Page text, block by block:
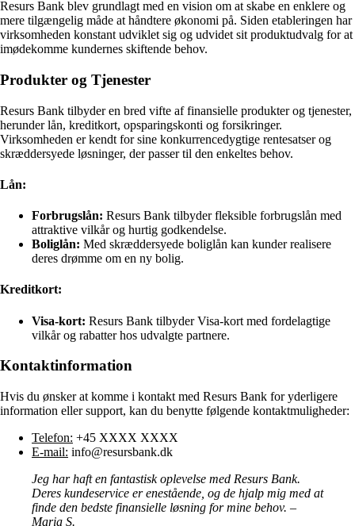
Resurs Bank blev grundlagt med en vision om at skabe en enklere og
mere tilgængelig måde at håndtere økonomi på. Siden etableringen har
virksomheden konstant udviklet sig og udvidet sit produktudvalg for at
imødekomme kundernes skiftende behov.
Produkter og Tjenester
Resurs Bank tilbyder en bred vifte af finansielle produkter og tjenester,
herunder lån, kreditkort, opsparingskonti og forsikringer.
Virksomheden er kendt for sine konkurrencedygtige rentesatser og
skræddersyede løsninger, der passer til den enkeltes behov.
Lån:
Forbrugslån: Resurs Bank tilbyder fleksible forbrugslån med
attraktive vilkår og hurtig godkendelse.
Boliglån: Med skræddersyede boliglån kan kunder realisere
deres drømme om en ny bolig.
Kreditkort:
Visa-kort: Resurs Bank tilbyder Visa-kort med fordelagtige
vilkår og rabatter hos udvalgte partnere.
Kontaktinformation
Hvis du ønsker at komme i kontakt med Resurs Bank for yderligere
information eller support, kan du benytte følgende kontaktmuligheder:
Telefon: +45 XXXX XXXX
E-mail: info@resursbank.dk
Jeg har haft en fantastisk oplevelse med Resurs Bank.
Deres kundeservice er enestående, og de hjalp mig med at
finde den bedste finansielle løsning for mine behov. –
Maria S.